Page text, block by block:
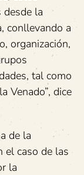
desde la
conllevando a
organización,
tal como
Venado”, dice
de la
el caso de las
la